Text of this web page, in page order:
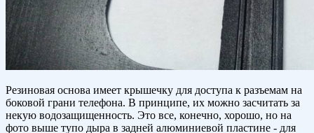
Резиновая основа имеет крышечку для доступа к разъемам на
боковой грани телефона. В принципе, их можно засчитать за
некую водозащищенность. Это все, конечно, хорошо, но на
фото выше тупо дыра в задней алюминиевой пластине - для